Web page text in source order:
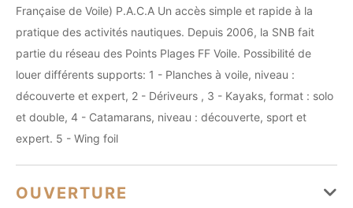
Française de Voile) P.A.C.A Un accès simple et rapide à la
pratique des activités nautiques. Depuis 2006, la SNB fait
partie du réseau des Points Plages FF Voile. Possibilité de
louer différents supports: 1 - Planches à voile, niveau :
découverte et expert, 2 - Dériveurs , 3 - Kayaks, format : solo
et double, 4 - Catamarans, niveau : découverte, sport et
expert. 5 - Wing foil
OUVERTURE